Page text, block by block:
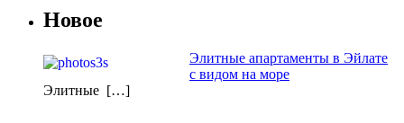
Новое
Элитные апартаменты в Эйлате
с видом на море
Элитные […]